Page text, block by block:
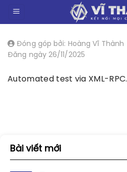
dungĐóng góp bởi: Hoàng Vĩ Thành
Đăng ngày 26/11/2025
Automated test via XML-RPC.
Bài viết mới